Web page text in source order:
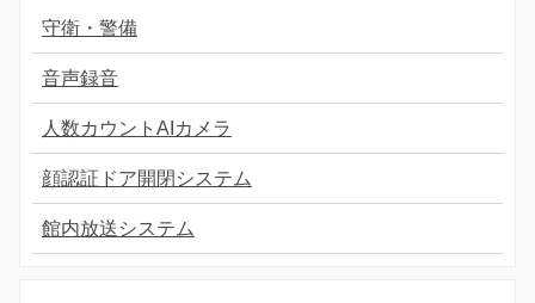
守衛・警備
音声録音
人数カウントAIカメラ
顔認証ドア開閉システム
館内放送システム